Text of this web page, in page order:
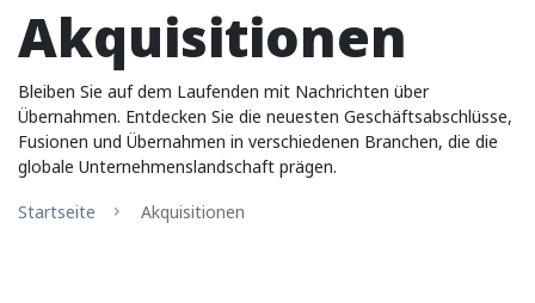
Akquisitionen
Bleiben Sie auf dem Laufenden mit Nachrichten über
Übernahmen. Entdecken Sie die neuesten Geschäftsabschlüsse,
Fusionen und Übernahmen in verschiedenen Branchen, die die
globale Unternehmenslandschaft prägen.
Startseite
Akquisitionen